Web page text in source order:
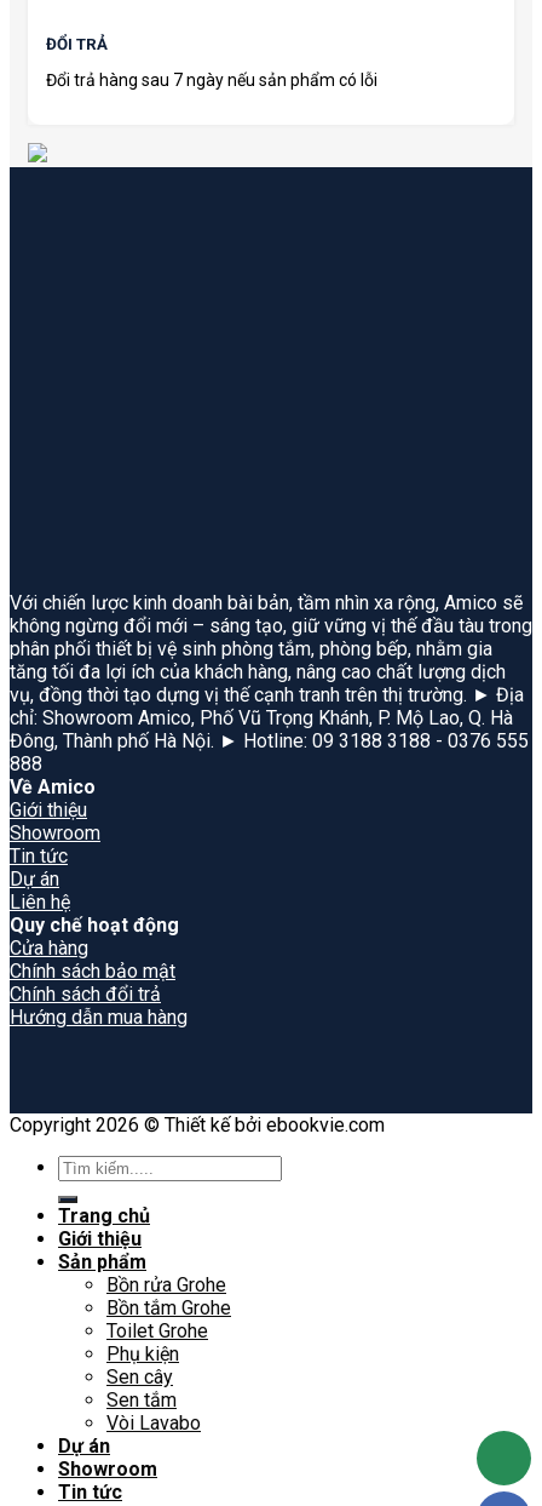
ĐỔI TRẢ
Đổi trả hàng sau 7 ngày nếu sản phẩm có lỗi
Với chiến lược kinh doanh bài bản, tầm nhìn xa rộng, Amico sẽ
không ngừng đổi mới – sáng tạo, giữ vững vị thế đầu tàu trong
phân phối thiết bị vệ sinh phòng tắm, phòng bếp, nhằm gia
tăng tối đa lợi ích của khách hàng, nâng cao chất lượng dịch
vụ, đồng thời tạo dựng vị thế cạnh tranh trên thị trường. ► Địa
chỉ: Showroom Amico, Phố Vũ Trọng Khánh, P. Mộ Lao, Q. Hà
Đông, Thành phố Hà Nội. ► Hotline: 09 3188 3188 - 0376 555
888
Về Amico
Giới thiệu
Showroom
Tin tức
Dự án
Liên hệ
Quy chế hoạt động
Cửa hàng
Chính sách bảo mật
Chính sách đổi trả
Hướng dẫn mua hàng
Copyright 2026 © Thiết kế bởi ebookvie.com
Search
for:
Trang chủ
Giới thiệu
Sản phẩm
Bồn rửa Grohe
Bồn tắm Grohe
Toilet Grohe
Phụ kiện
Sen cây
Sen tắm
Vòi Lavabo
Dự án
Showroom
Tin tức